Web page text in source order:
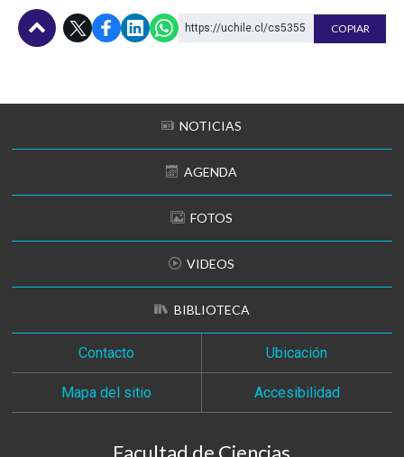
https://uchile.cl/cs5355 COPIAR
NOTICIAS
AGENDA
FOTOS
VIDEOS
BIBLIOTECA
Contacto Ubicación
Mapa del sitio Accesibilidad